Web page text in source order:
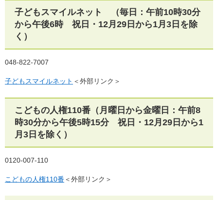
子どもスマイルネット （毎日：午前10時30分
から午後6時 祝日・12月29日から1月3日を除
く）
048-822-7007
子どもスマイルネット ＜外部リンク＞
こどもの人権110番（月曜日から金曜日：午前8
時30分から午後5時15分 祝日・12月29日から1
月3日を除く）
0120-007-110
こどもの人権110番 ＜外部リンク＞